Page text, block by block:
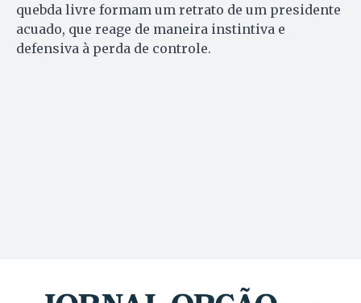
quebda livre formam um retrato de um presidente
acuado, que reage de maneira instintiva e
defensiva à perda de controle.